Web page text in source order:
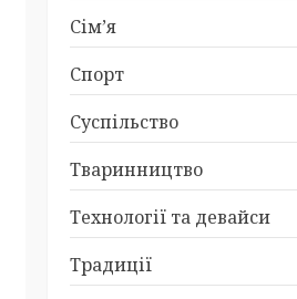
Сім’я
Спорт
Суспільство
Тваринництво
Технології та девайси
Традиції